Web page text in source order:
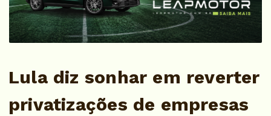
Lula diz sonhar em reverter
privatizações de empresas